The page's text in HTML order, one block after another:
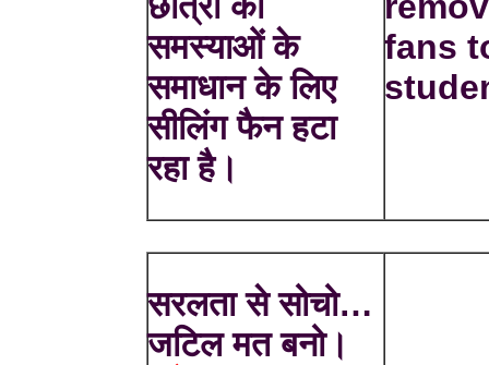
समस्याओं के
समाधान के लिए
सीलिंग फैन हटा
रहा है।
fans
सरलता से सोचो…
जटिल मत बनो।